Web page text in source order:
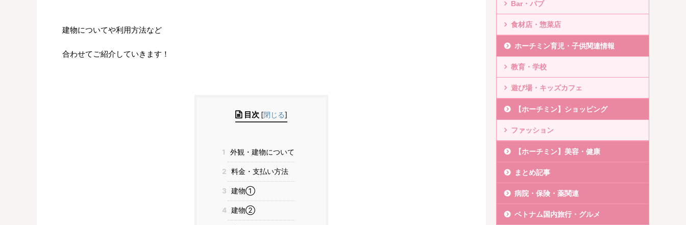
建物についてや利用方法など
合わせてご紹介していきます！
目次 [閉じる]
1 外観・建物について
2 料金・支払い方法
3 建物①
4 建物②
Bar・パブ
食材店・惣菜店
ホーチミン育児・子供関連情報
教育・学校
遊び場・キッズカフェ
【ホーチミン】ショッピング
ファッション
【ホーチミン】美容・健康
まとめ記事
病院・保険・薬関連
ベトナム国内旅行・グルメ